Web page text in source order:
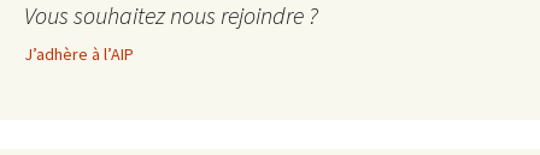
Vous souhaitez nous rejoindre ?
J’adhère à l’AIP